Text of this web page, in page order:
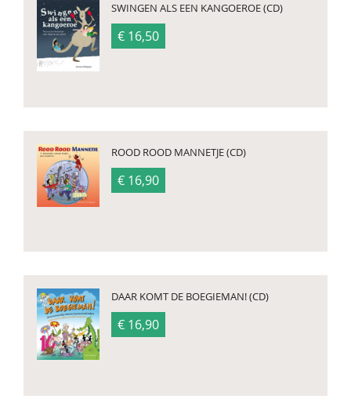
SWINGEN ALS EEN KANGOEROE (CD)
€ 16,50
ROOD ROOD MANNETJE (CD)
€ 16,90
DAAR KOMT DE BOEGIEMAN! (CD)
€ 16,90